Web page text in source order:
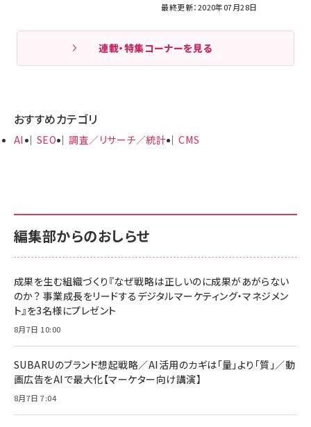
最終更新：2020年07月28日
連載・特集コーナーを見る
おすすめカテゴリ
AI SEO 調査／リサーチ／統計 CMS
編集部からのおしらせ
成果を生む組織づくり『なぜ戦略は正しいのに成果があがらない
のか？ 事業成長をリードするデジタルマーケティング・マネジメン
ト』を3名様にプレゼント
8月7日 10:00
SUBARUのブランド想起戦略／AI活用のカギは「量」より「質」／動
画広告をAIで最大化【マーケター向け講演】
8月7日 7:04